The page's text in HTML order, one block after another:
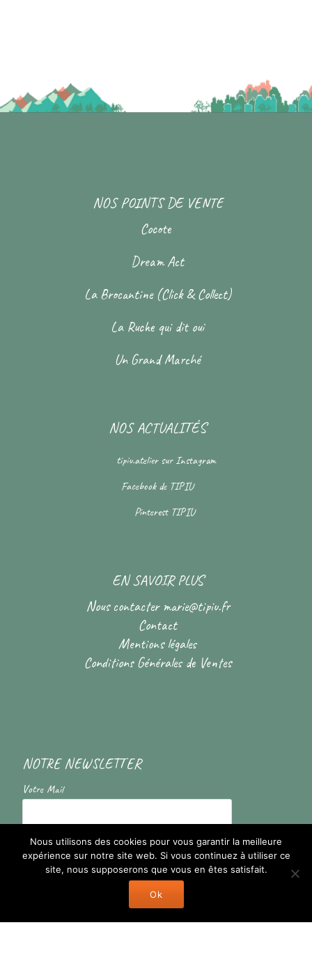
NOS POINTS DE VENTE
Cocote
Dream Act
La Brocantine (Click & Collect)
La Ruche qui dit oui
Un Grand Marché
NOS ACTUALITÉS
tipiu.atelier sur Instagram
Facebook de TIPIU
Pinterest TIPIU
EN SAVOIR PLUS
Nous contacter marie@tipiu.fr
Contact
Mentions légales
Conditions Générales de Ventes
NOTRE NEWSLETTER
Votre Mail
En cochant la case vous acceptez de recevoir nos informations
Nous utilisons des cookies pour vous garantir la meilleure
expérience sur notre site web. Si vous continuez à utiliser ce
site, nous supposerons que vous en êtes satisfait.
Ok